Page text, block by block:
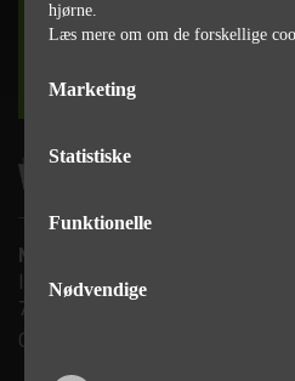
læs mere
Ny Vejle Caravan A/S
Isabellahøj 6
7100 Vejle
CVR: 35683305
hjørne.
Læs mere om om de forskellige
Marketing
Statistiske
Funktionelle
Nødvendige